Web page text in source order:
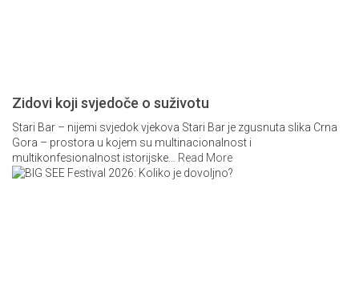
Zidovi koji svjedoče o suživotu
Stari Bar – nijemi svjedok vjekova Stari Bar je zgusnuta slika Crna
Gora – prostora u kojem su multinacionalnost i
multikonfesionalnost istorijske
Read More